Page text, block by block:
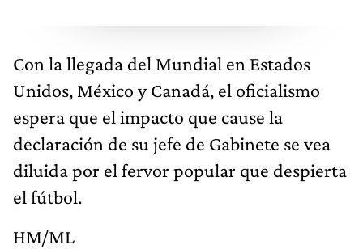
Con la llegada del Mundial en Estados
Unidos, México y Canadá, el oficialismo
espera que el impacto que cause la
declaración de su jefe de Gabinete se vea
diluida por el fervor popular que despierta
el fútbol.
HM/ML